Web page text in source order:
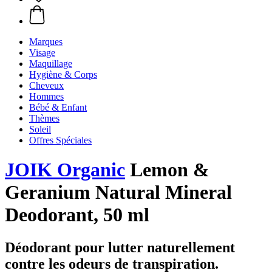
Marques
Visage
Maquillage
Hygiène & Corps
Cheveux
Hommes
Bébé & Enfant
Thèmes
Soleil
Offres Spéciales
JOIK Organic Lemon &
Geranium Natural Mineral
Deodorant, 50 ml
Déodorant pour lutter naturellement
contre les odeurs de transpiration.